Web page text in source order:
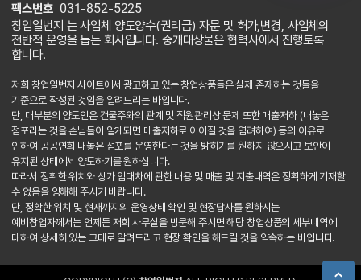
팩스번호 031-852-5225
창업일번지 는 사업체 양도양수(권리금) 자문 및 허가,변경, 사업체의
전반적 운영을 돕는 회사입니다. 중개대상물은 협력사에서 진행토록
합니다.
저희 창업일번지 사이트에서 광고하고 있는 창업상품들은 실제 존재하는 것들을
기준으로 작성된 것임을 알려드리는 바입니다.
단, 대부분의 양도인은 건물주와의 관계 및 직원관리상 문제 또한 매출저하 (내놓은
점포라는 것을 손님들이 알게되면 매출저하로 이어질 것을 염려하여) 등의 이유로
인하여 공공연희 내놓은 점포를 운영한다는 것을 밝히기를 원하지 않으시고 보안이
유지된 상태에서 양도하기를 원하십니다.
따라서 정확한 위치와 상가 임대차에 관한 내용 및 매출 및 지출내역은 정확하게 기재할
수 없음을 양해해 주시기 바랍니다.
단, 정확한 위치 및 현재까지의 운영상태 확인 및 현장답사를 원하시는
예비창업자께서는 언제든 저희 사무실을 방문해 주시면 해당 창업상품의 세부내역에
대하여 상세히 있는 그대로 알려드리고 현장 확인을 해드릴 것을 약속하는 바입니다.